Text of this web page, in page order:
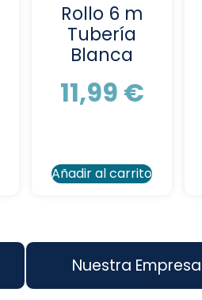
Rollo 6 m
Tubería
Blanca
11,99 €
Añadir al carrito
Nuestra Empresa